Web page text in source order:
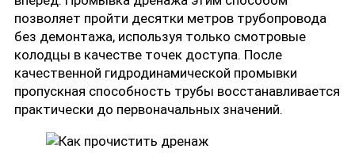
позволяет пройти десятки метров трубопровода
без демонтажа, используя только смотровые
колодцы в качестве точек доступа. После
качественной гидродинамической промывки
пропускная способность трубы восстанавливается
практически до первоначальных значений.